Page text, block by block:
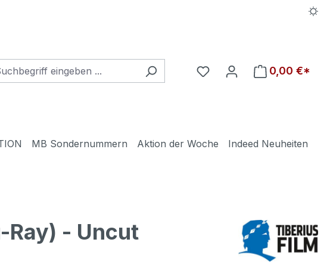
Du hast 0 Produkte auf
0,00 €*
MB Sondernummern Aktion der Woche
Indeed Neuheiten
Ray) - Uncut